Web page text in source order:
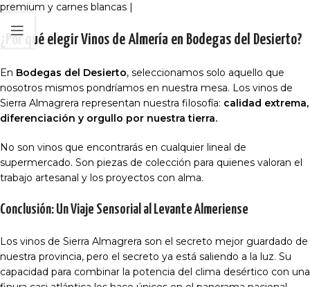
premium y carnes blancas |
¿Por qué elegir Vinos de Almería en Bodegas del Desierto?
En Bodegas del Desierto, seleccionamos solo aquello que
nosotros mismos pondríamos en nuestra mesa. Los vinos de
Sierra Almagrera representan nuestra filosofía: calidad extrema,
diferenciación y orgullo por nuestra tierra.
No son vinos que encontrarás en cualquier lineal de
supermercado. Son piezas de colección para quienes valoran el
trabajo artesanal y los proyectos con alma.
Conclusión: Un Viaje Sensorial al Levante Almeriense
Los vinos de Sierra Almagrera son el secreto mejor guardado de
nuestra provincia, pero el secreto ya está saliendo a la luz. Su
capacidad para combinar la potencia del clima desértico con una